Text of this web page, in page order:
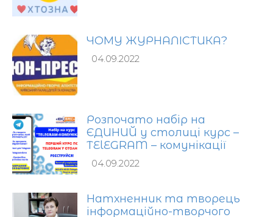
ЧОМУ ЖУРНАЛІСТИКА?
04.09.2022
Розпочато набір на
ЄДИНИЙ у столиці курс –
TЕlEGRAM – комунікації
04.09.2022
Натхненник та творець
інформаційно-творчого